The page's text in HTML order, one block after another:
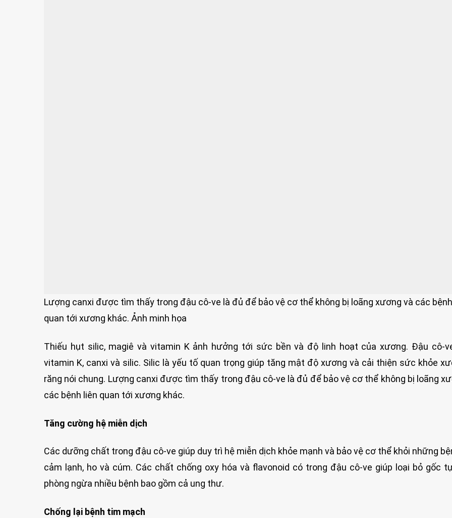
Lượng canxi được tìm thấy trong đậu cô-ve là đủ để bảo vệ cơ thể không bị loãng xương và các
quan tới xương khác. Ảnh minh họa
Thiếu hụt silic, magiê và vitamin K ảnh hưởng tới sức bền và độ linh hoạt của xương. Đậu cô-
vitamin K, canxi và silic. Silic là yếu tố quan trọng giúp tăng mật độ xương và cải thiện sức khỏe
răng nói chung. Lượng canxi được tìm thấy trong đậu cô-ve là đủ để bảo vệ cơ thể không bị loãng
các bệnh liên quan tới xương khác.
Tăng cường hệ miễn dịch
Các dưỡng chất trong đậu cô-ve giúp duy trì hệ miễn dịch khỏe mạnh và bảo vệ cơ thể khỏi những
cảm lạnh, ho và cúm. Các chất chống oxy hóa và flavonoid có trong đậu cô-ve giúp loại bỏ gốc
phòng ngừa nhiều bệnh bao gồm cả ung thư.
Chống lại bệnh tim mạch